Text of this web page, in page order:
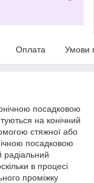
Оплата Умови
посадковою
на конічний
стяжної або
посадковою
в процесі
проміжку